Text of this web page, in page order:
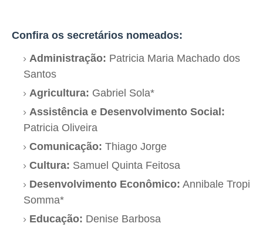
Confira os secretários nomeados:
Administração: Patricia Maria Machado dos
Santos
Agricultura: Gabriel Sola*
Assistência e Desenvolvimento Social:
Patricia Oliveira
Comunicação: Thiago Jorge
Cultura: Samuel Quinta Feitosa
Desenvolvimento Econômico: Annibale Tropi
Somma*
Educação: Denise Barbosa